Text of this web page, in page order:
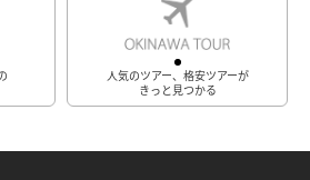
人気のツアー、格安ツアーが
きっと見つかる